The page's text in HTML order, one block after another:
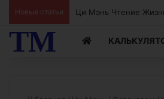
Новые статьи Ци Мэнь Чтение
ТМ